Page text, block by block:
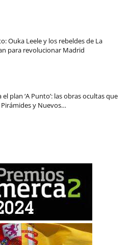
Ouka Leele y los rebeldes de La
para revolucionar Madrid
plan ‘A Punto’: las obras ocultas que
y Nuevos…